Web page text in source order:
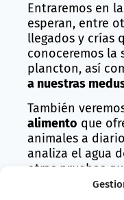
Entraremos en
esperan, entre
llegados y crías
conoceremos la
plancton, así
a nuestras
También
alimento que
animales a
analiza el agua
otras pruebas
para el cuidado